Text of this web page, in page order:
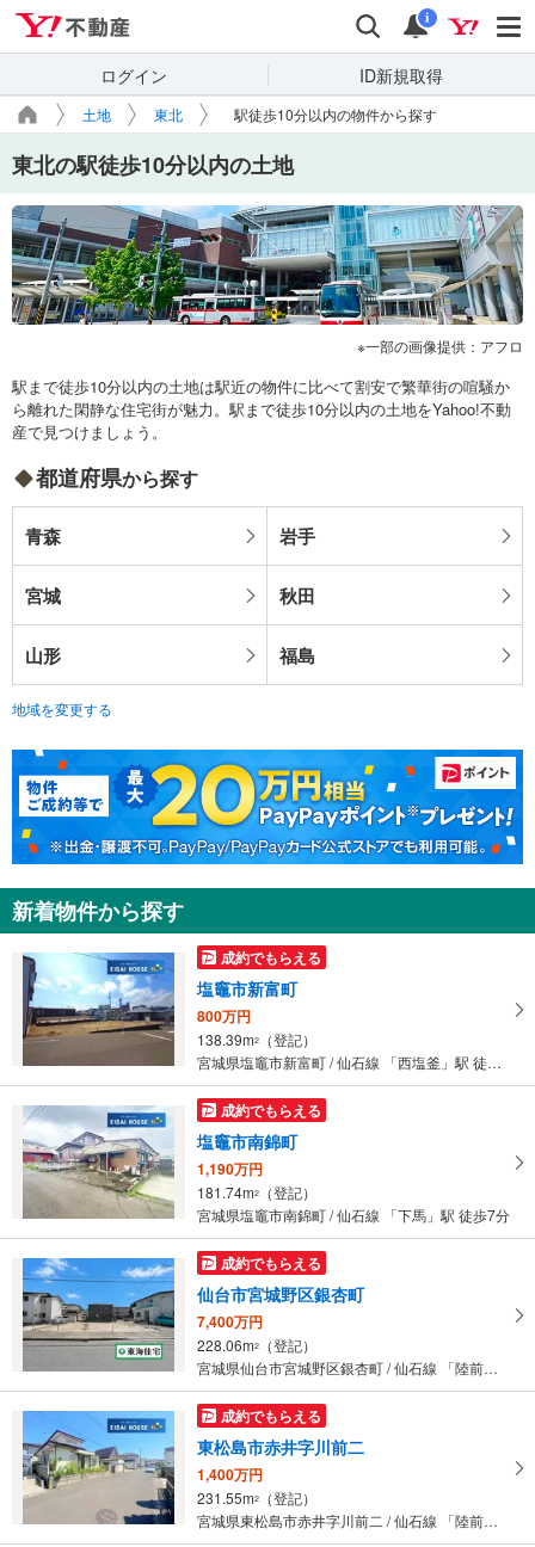
検索 通知
i
ログイン ID新規取得
土地 東北 駅徒歩10分以内の物件から探す
東北の駅徒歩10分以内の土地
一部の画像提供：アフロ
駅まで徒歩10分以内の土地は駅近の物件に比べて割安で繁華街の喧騒か
ら離れた閑静な住宅街が魅力。駅まで徒歩10分以内の土地をYahoo!不動
産で見つけましょう。
都道府県から探す
青森 岩手
宮城 秋田
山形 福島
地域を変更する
新着物件から探す
成約でもらえる
塩竈市新富町
800万円
138.39m2
（登記）
宮城県塩竈市新富町 / 仙石線 「西塩釜」駅 徒歩10分
成約でもらえる
塩竈市南錦町
1,190万円
181.74m2
（登記）
宮城県塩竈市南錦町 / 仙石線 「下馬」駅 徒歩7分
成約でもらえる
仙台市宮城野区銀杏町
7,400万円
228.06m2
（登記）
宮城県仙台市宮城野区銀杏町 / 仙石線 「陸前原ノ町」駅 徒歩5分
成約でもらえる
東松島市赤井字川前二
1,400万円
231.55m2
（登記）
宮城県東松島市赤井字川前二 / 仙石線 「陸前赤井」駅 徒歩4分